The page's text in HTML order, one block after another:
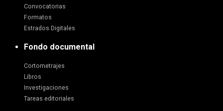
Convocatorias
Formatos
Estrados Digitales
Fondo documental
Cortometrajes
Libros
Investigaciones
Tareas editoriales